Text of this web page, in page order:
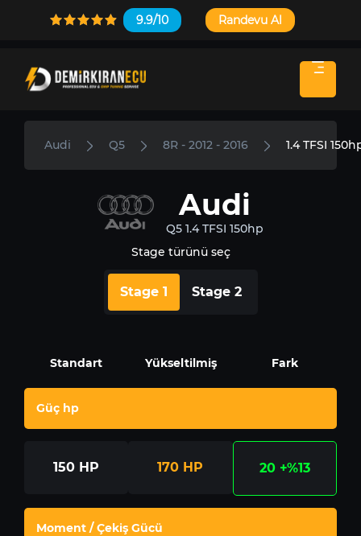
9.9/10 Randevu Al
Audi Q5 8R - 2012 - 2016 1.4 TFSI
Audi
Q5 1.4 TFSI 150hp
Stage türünü seç
Stage 1 Stage 2
Standart Yükseltilmiş Fark
Güç hp
150 HP 170 HP 20 +%13
Moment / Çekiş Gücü